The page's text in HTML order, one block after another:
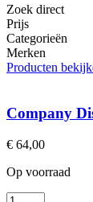
Zoek direct
Prijs
Categorieën
Merken
Producten
Company
€ 64,00
Op voorraad
Company